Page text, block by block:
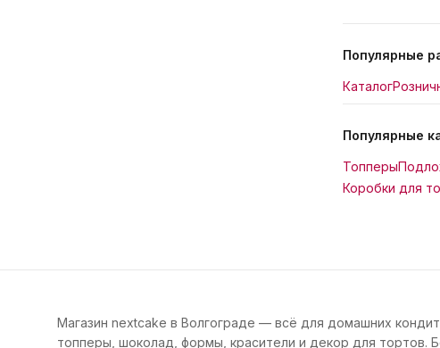
Популярные
Каталог
Популярные
Топперы
Коробки для
Магазин nextcake в Волгограде — всё для домашних
топперы, шоколад, формы, красители и декор для тортов.